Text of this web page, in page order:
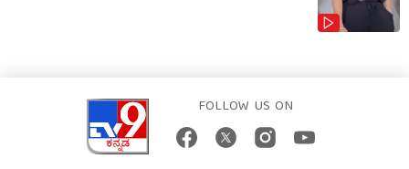
FOLLOW US ON